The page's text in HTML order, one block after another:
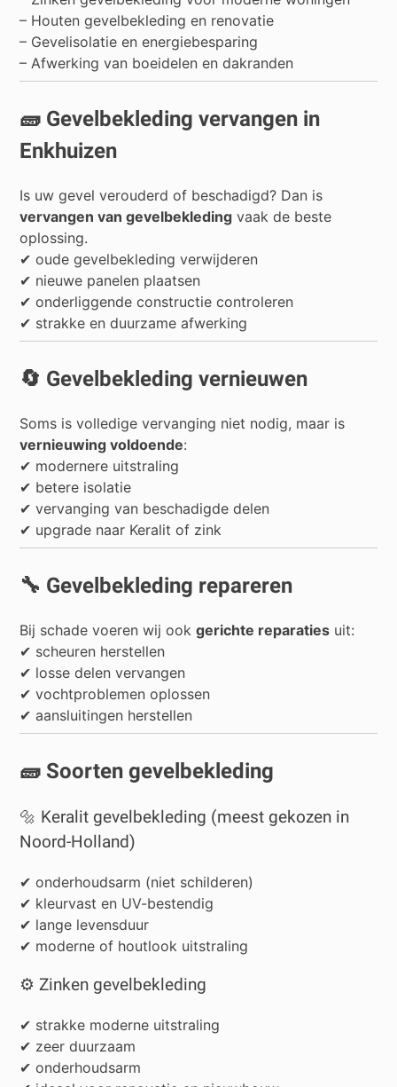
– Houten gevelbekleding en renovatie
– Gevelisolatie en energiebesparing
– Afwerking van boeidelen en dakranden
🧱 Gevelbekleding vervangen in
Enkhuizen
Is uw gevel verouderd of beschadigd? Dan is
vervangen van gevelbekleding vaak de beste
oplossing.
✔ oude gevelbekleding verwijderen
✔ nieuwe panelen plaatsen
✔ onderliggende constructie controleren
✔ strakke en duurzame afwerking
🔄 Gevelbekleding vernieuwen
Soms is volledige vervanging niet nodig, maar is
vernieuwing voldoende:
✔ modernere uitstraling
✔ betere isolatie
✔ vervanging van beschadigde delen
✔ upgrade naar Keralit of zink
🔧 Gevelbekleding repareren
Bij schade voeren wij ookgerichte reparaties uit:
✔ scheuren herstellen
✔ losse delen vervangen
✔ vochtproblemen oplossen
✔ aansluitingen herstellen
🧱 Soorten gevelbekleding
🔩 Keralit gevelbekleding (meest gekozen in
Noord-Holland)
✔ onderhoudsarm (niet schilderen)
✔ kleurvast en UV-bestendig
✔ lange levensduur
✔ moderne of houtlook uitstraling
⚙️ Zinken gevelbekleding
✔ strakke moderne uitstraling
✔ zeer duurzaam
✔ onderhoudsarm